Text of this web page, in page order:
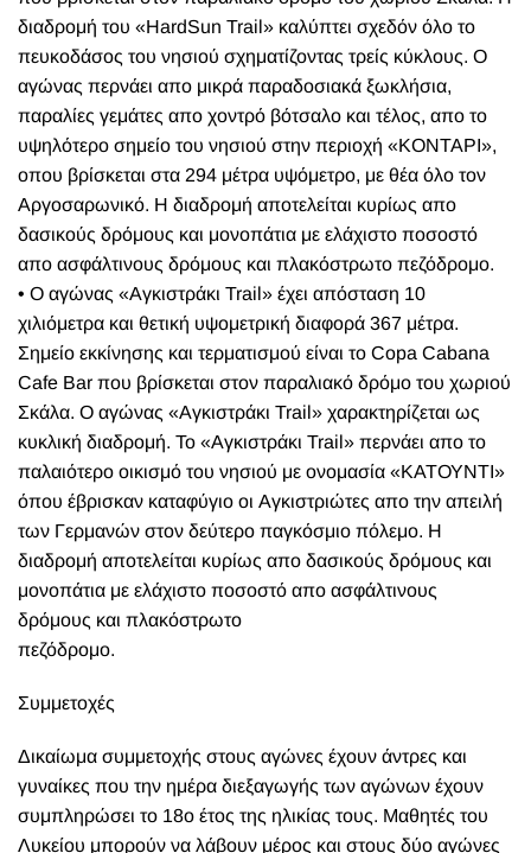
διαδρομή του «HardSun Trail» καλύπτει σχεδόν όλο το
πευκοδάσος του νησιού σχηματίζοντας τρείς κύκλους. Ο
αγώνας περνάει απο μικρά παραδοσιακά ξωκλήσια,
παραλίες γεμάτες απο χοντρό βότσαλο και τέλος, απο το
υψηλότερο σημείο του νησιού στην περιοχή «ΚΟΝΤΑΡΙ»,
οπου βρίσκεται στα 294 μέτρα υψόμετρο, με θέα όλο τον
Αργοσαρωνικό. Η διαδρομή αποτελείται κυρίως απο
δασικούς δρόμους και μονοπάτια με ελάχιστο ποσοστό
απο ασφάλτινους δρόμους και πλακόστρωτο πεζόδρομο.
• Ο αγώνας «Αγκιστράκι Trail» έχει απόσταση 10
χιλιόμετρα και θετική υψομετρική διαφορά 367 μέτρα.
Σημείο εκκίνησης και τερματισμού είναι το Copa Cabana
Cafe Bar που βρίσκεται στον παραλιακό δρόμο του χωριού
Σκάλα. Ο αγώνας «Αγκιστράκι Trail» χαρακτηρίζεται ως
κυκλική διαδρομή. Το «Αγκιστράκι Trail» περνάει απο το
παλαιότερο οικισμό του νησιού με ονομασία «ΚΑΤΟΥΝΤΙ»
όπου έβρισκαν καταφύγιο οι Αγκιστριώτες απο την απειλή
των Γερμανών στον δεύτερο παγκόσμιο πόλεμο. Η
διαδρομή αποτελείται κυρίως απο δασικούς δρόμους και
μονοπάτια με ελάχιστο ποσοστό απο ασφάλτινους
δρόμους και πλακόστρωτο
πεζόδρομο.
Συμμετοχές
Δικαίωμα συμμετοχής στους αγώνες έχουν άντρες και
γυναίκες που την ημέρα διεξαγωγής των αγώνων έχουν
συμπληρώσει το 18ο έτος της ηλικίας τους. Μαθητές του
Λυκείου μπορούν να λάβουν μέρος και στους δύο αγώνες